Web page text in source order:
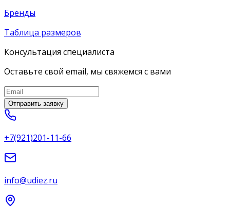
Бренды
Таблица размеров
Консультация специалиста
Оставьте свой email, мы свяжемся с вами
Отправить заявку
+7(921)201-11-66
info@udiez.ru